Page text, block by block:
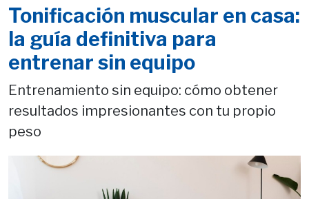
Tonificación muscular en casa:
la guía definitiva para
entrenar sin equipo
Entrenamiento sin equipo: cómo obtener
resultados impresionantes con tu propio
peso